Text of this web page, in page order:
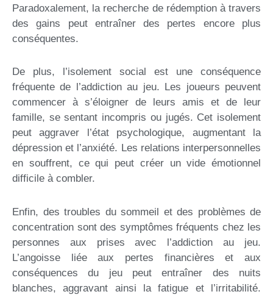
Paradoxalement, la recherche de rédemption à travers
des gains peut entraîner des pertes encore plus
conséquentes.
De plus, l’isolement social est une conséquence
fréquente de l’addiction au jeu. Les joueurs peuvent
commencer à s’éloigner de leurs amis et de leur
famille, se sentant incompris ou jugés. Cet isolement
peut aggraver l’état psychologique, augmentant la
dépression et l’anxiété. Les relations interpersonnelles
en souffrent, ce qui peut créer un vide émotionnel
difficile à combler.
Enfin, des troubles du sommeil et des problèmes de
concentration sont des symptômes fréquents chez les
personnes aux prises avec l’addiction au jeu.
L’angoisse liée aux pertes financières et aux
conséquences du jeu peut entraîner des nuits
blanches, aggravant ainsi la fatigue et l’irritabilité.